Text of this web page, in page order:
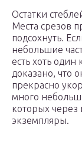
Остатки
Места срезов
подсохнуть.
небольшие
есть хоть
доказано, что
прекрасно
много
которых через
экземпляры.